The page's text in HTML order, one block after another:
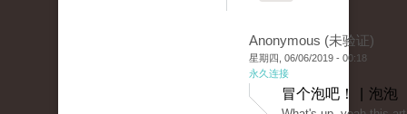
Anonymous (未验证)
星期四, 06/06/2019 - 00:18
永久连接
冒个泡吧！ | 泡泡